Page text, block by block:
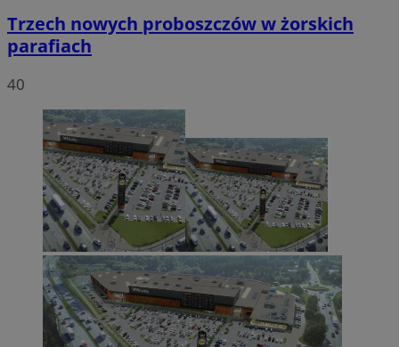
Trzech nowych proboszczów w żorskich
parafiach
40